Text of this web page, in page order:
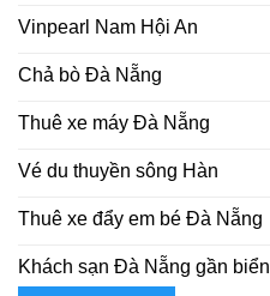
Vinpearl Nam Hội An
Chả bò Đà Nẵng
Thuê xe máy Đà Nẵng
Vé du thuyền sông Hàn
Thuê xe đẩy em bé Đà Nẵng
Khách sạn Đà Nẵng gần biển